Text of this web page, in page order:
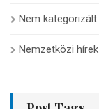
Nem kategorizált
Nemzetközi hírek